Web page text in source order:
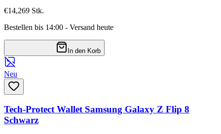
€14,269 Stk.
Bestellen bis 14:00 - Versand heute
In den Korb
Neu
Tech-Protect Wallet Samsung Galaxy Z Flip 8
Schwarz